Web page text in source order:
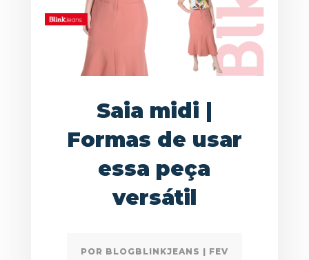
Saia midi |
Formas de usar
essa peça
versátil
POR BLOGBLINKJEANS | FEV